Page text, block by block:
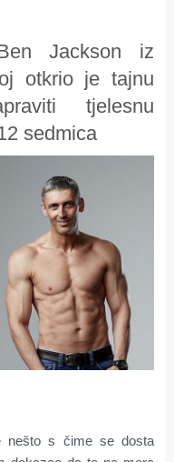
Jackson iz
otkrio je tajnu
tjelesnu
sedmica
nešto s čime se dosta